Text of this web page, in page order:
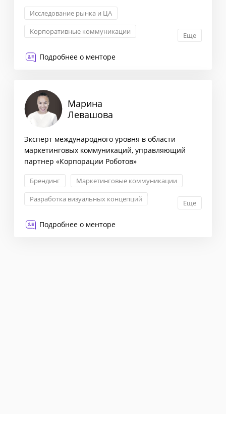
Исследование рынка и ЦА
Корпоративные коммуникации
Еще
Подробнее о менторе
Марина
Левашова
Эксперт международного уровня в области
маркетинговых коммуникаций, управляющий
партнер «Корпорации Роботов»
Брендинг
Маркетинговые коммуникации
Разработка визуальных концепций
Еще
Подробнее о менторе